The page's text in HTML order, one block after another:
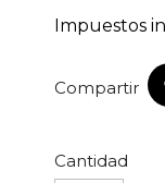
Impuestos
Compartir
Cantidad